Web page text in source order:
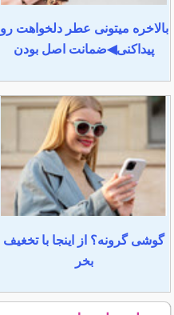
بالاخره میتونی عطر دلخواهت رو
پیداکنی◀ضمانت اصل بودن
گوشی گرونه؟ از اینجا با تخغیف
بخر